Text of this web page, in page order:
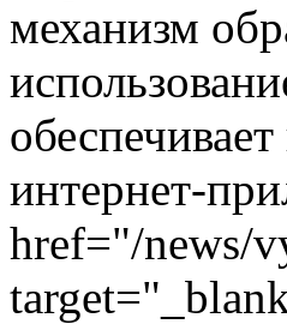
механизм
интернет-
href="/news/